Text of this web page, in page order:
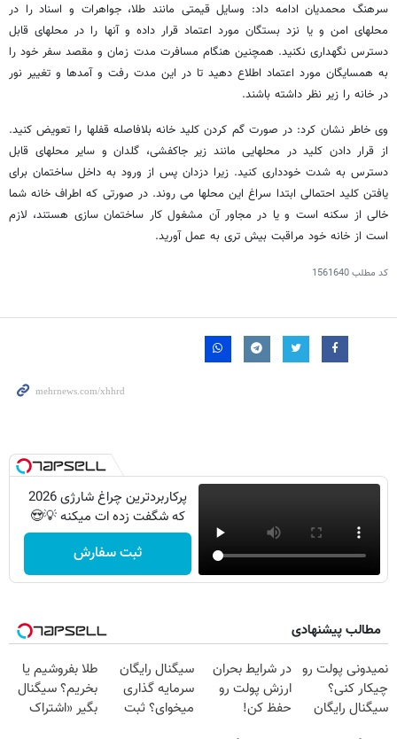
سرهنگ محمدیان ادامه داد: وسایل قیمتی مانند طلا، جواهرات و اسناد را در
محلهای امن و یا نزد بستگان مورد اعتماد قرار داده و آنها را در محلهای قابل
دسترس نگهداری نکنید. همچنین هنگام مسافرت مدت زمان و مقصد سفر خود را
به همسایگان مورد اعتماد اطلاع دهید تا در این مدت رفت و آمدها و تغییر نور
در خانه را زیر نظر داشته باشند.
وی خاطر نشان کرد: در صورت گم کردن کلید خانه بلافاصله قفلها را تعویض کنید.
از قرار دادن کلید در محلهایی مانند زیر جاکفشی، گلدان و سایر محلهای قابل
دسترس به شدت خودداری کنید. زیرا دزدان پس از ورود به داخل ساختمان برای
یافتن کلید احتمالی ابتدا سراغ این محلها می روند. در صورتی که اطراف خانه شما
خالی از سکنه است و یا در مجاور آن مشغول کار ساختمان سازی هستند، لازم
است از خانه خود مراقبت بیش تری به عمل آورید.
کد مطلب1561640
پرکاربردترین چراغ شارژی 2026
که شگفت زده ات میکنه 💡😍
ثبت سفارش
مطالب پیشنهادی
نمیدونی پولت رو
چیکار کنی؟
سیگنال رایگان
در شرایط بحران
ارزش پولت رو
حفظ کن!
سیگنال رایگان
سرمایه گذاری
میخوای؟ ثبت
طلا بفروشیم یا
بخریم؟ سیگنال
بگیر «اشتراک